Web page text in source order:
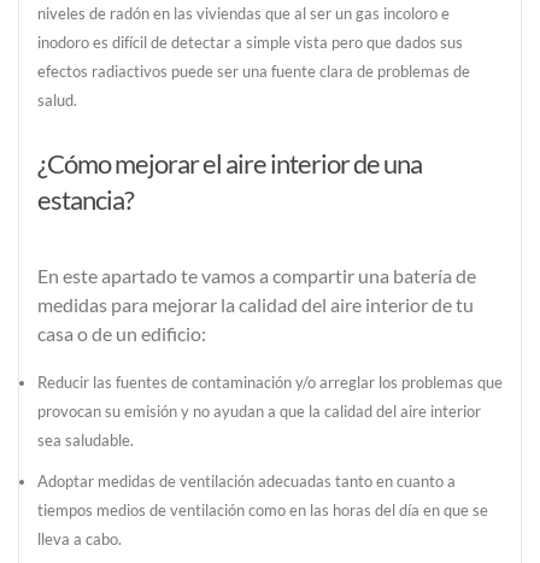
niveles de radón en las viviendas que al ser un gas incoloro e
inodoro es difícil de detectar a simple vista pero que dados sus
efectos radiactivos puede ser una fuente clara de problemas de
salud.
¿Cómo mejorar el aire interior de una
estancia?
En este apartado te vamos a compartir una batería de
medidas para mejorar la calidad del aire interiorde tu
casa o de un edificio:
Reducir las fuentes de contaminación y/o arreglar los problemas que
provocan su emisión y no ayudan a que la calidad del aire interior
sea saludable.
Adoptar medidas de ventilación adecuadas tanto en cuanto a
tiempos medios de ventilación como en las horas del día en que se
lleva a cabo.